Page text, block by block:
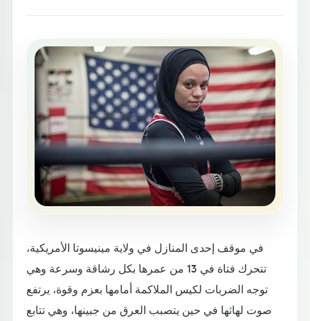
في موقف إحدى المنازل في ولاية مينيسوتا الأمريكية،
تتحرك فتاة في 13 من عمرها بكل رشاقة وسرعة وهي
توجه الضربات لكيس الملاكمة أمامها بعزم وقوة، يرتفع
صوت لهاثها في حين يتصبب العرق من جبينها، وهي تتابع